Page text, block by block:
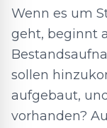
Wenn es um
geht, beginnt
sollen
aufgebaut,
vorhanden?